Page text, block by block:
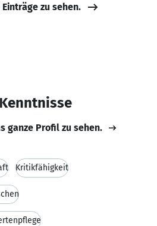
zu sehen.
ganze Profil zu sehen.
Kritikfähigkeit